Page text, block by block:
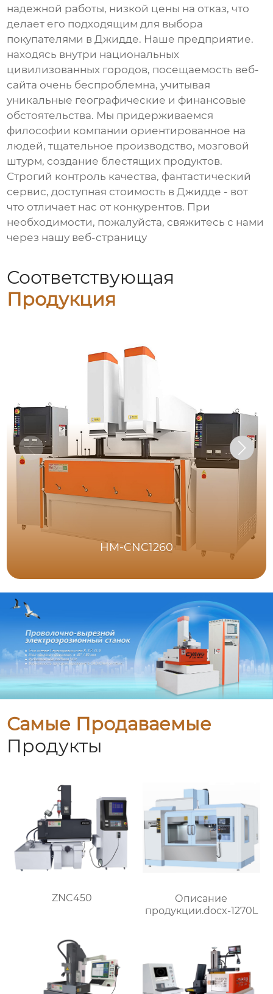
надежной работы, низкой цены на отказ, что
делает его подходящим для выбора
покупателями в Джидде. Наше предприятие.
находясь внутри национальных
цивилизованных городов, посещаемость веб-
сайта очень беспроблемна, учитывая
уникальные географические и финансовые
обстоятельства. Мы придерживаемся
философии компании ориентированное на
людей, тщательное производство, мозговой
штурм, создание блестящих продуктов.
Строгий контроль качества, фантастический
сервис, доступная стоимость в Джидде - вот
что отличает нас от конкурентов. При
необходимости, пожалуйста, свяжитесь с нами
через нашу веб-страницу
Соответствующая
Продукция
HM-CNC1260
Самые Продаваемые
Продукты
ZNC450
Описание
продукции.docx-1270L